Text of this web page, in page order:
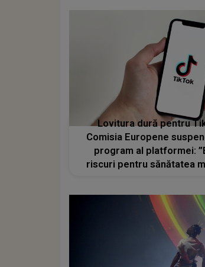
Lovitura dură pentru
Comisia Europene
program al platformei:
riscuri pentru sănătatea